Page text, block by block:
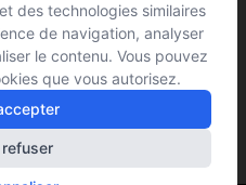
des technologies similaires
de navigation, analyser
le contenu. Vous pouvez
que vous autorisez.